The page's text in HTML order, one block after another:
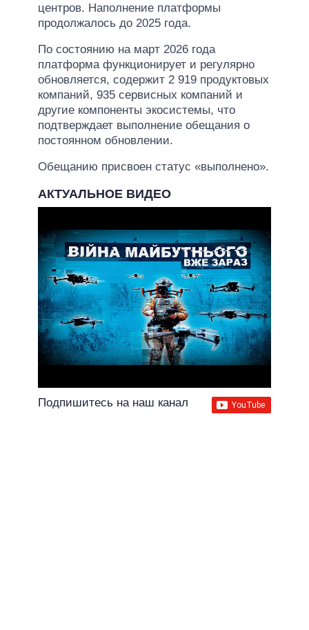
центров. Наполнение платформы
продолжалось до 2025 года.
По состоянию на март 2026 года
платформа функционирует и регулярно
обновляется, содержит 2 919 продуктовых
компаний, 935 сервисных компаний и
другие компоненты экосистемы, что
подтверждает выполнение обещания о
постоянном обновлении.
Обещанию присвоен статус «выполнено».
АКТУАЛЬНОЕ ВИДЕО
Подпишитесь на наш канал